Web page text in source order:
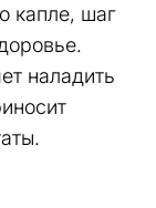
капле, шаг
наладить